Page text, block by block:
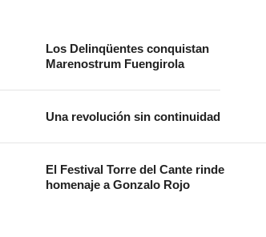
Los Delinqüentes conquistan
Marenostrum Fuengirola
Una revolución sin continuidad
El Festival Torre del Cante rinde
homenaje a Gonzalo Rojo